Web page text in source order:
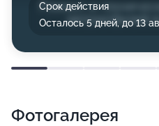
Срок действия
Осталось 5 дней, до 13
Фотогалерея